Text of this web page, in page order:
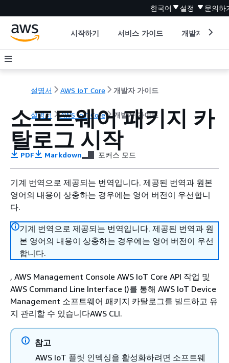
한국어 설정 문의하
시작하기 서비스 가이드 개발자 도구
설명서 AWS IoT Core 개발자 가이드
설명서 AWS IoT Core 개발자 가이드
소프트웨어 패키지 카
탈로그 시작
PDF Markdown 포커스 모드
기계 번역으로 제공되는 번역입니다. 제공된 번역과 원본
영어의 내용이 상충하는 경우에는 영어 버전이 우선합니
다.
기계 번역으로 제공되는 번역입니다. 제공된 번역과 원
본 영어의 내용이 상충하는 경우에는 영어 버전이 우선
합니다.
, AWS Management Console AWS IoT Core API 작업 및
AWS Command Line Interface ()를 통해 AWS IoT Device
Management 소프트웨어 패키지 카탈로그를 빌드하고 유
지 관리할 수 있습니다AWS CLI.
참고
AWS IoT 플릿 인덱싱을 활성화하려면 소프트웨